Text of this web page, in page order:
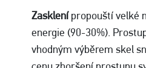
Zasklení propouští velké
energie (90-30%).
vhodným výběrem skel